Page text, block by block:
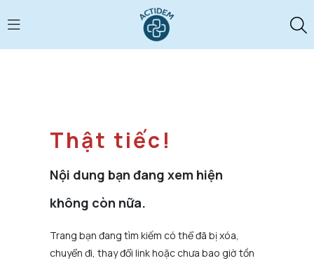
Thật tiếc!
Nội dung bạn đang xem hiện
không còn nữa.
Trang bạn đang tìm kiếm có thể đã bị xóa,
chuyển đi, thay đổi link hoặc chưa bao giờ tồn